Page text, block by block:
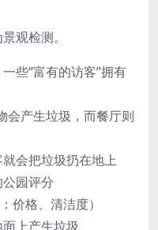
观检测。
些“富有的访客”拥有
会产生垃圾，而餐厅则
会把垃圾扔在地上
园评分
价格、清洁度）
上产生垃圾